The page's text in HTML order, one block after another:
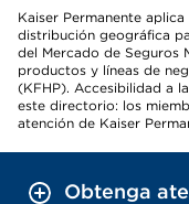
Kaiser Permanente
distribución geográfica
del Mercado de Seguros
productos y líneas de
(KFHP). Accesibilidad a
este directorio: los
atención de Kaiser
Obtenga